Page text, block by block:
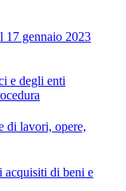
17 gennaio 2023
e degli enti
di lavori, opere,
acquisiti di beni e